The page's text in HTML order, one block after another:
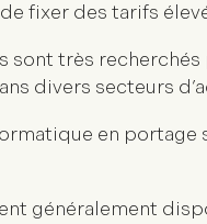
fixer des tarifs
sont très
divers secteurs
en portage
généralement